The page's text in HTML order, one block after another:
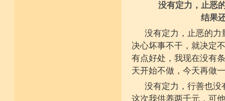
没有定力，止恶
结果
没有定力，止恶的力
决心坏事不干，就决定
有点好处，我现在没有
天开始不做，今天再做
没有定力，行善也没
这次我供养两千元，可